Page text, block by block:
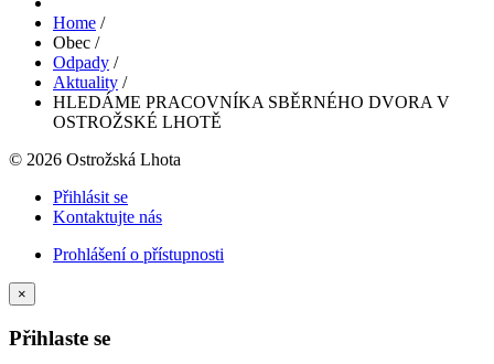
Home /
Obec /
Odpady /
Aktuality /
HLEDÁME PRACOVNÍKA SBĚRNÉHO DVORA V
OSTROŽSKÉ LHOTĚ
© 2026 Ostrožská Lhota
Přihlásit se
Kontaktujte nás
Prohlášení o přístupnosti
×
Přihlaste se